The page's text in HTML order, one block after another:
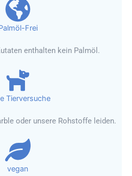
Frei
enthalten kein Palmöl.
Tierversuche
oder unsere Rohstoffe leiden.
vegan